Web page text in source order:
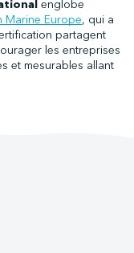
englobe
Marine Europe, qui a
partagent
les entreprises
et mesurables allant